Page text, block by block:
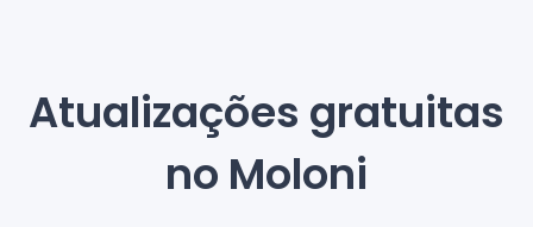
Atualizações gratuitas
no Moloni